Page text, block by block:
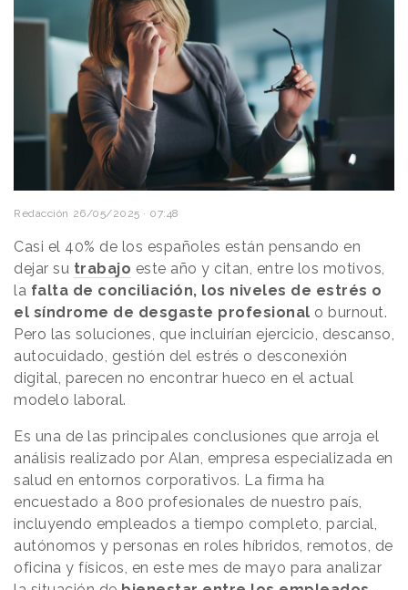
Redacción 26/05/2025 · 07:48
Casi el 40% de los españoles están pensando en
dejar su trabajo este año y citan, entre los motivos,
la falta de conciliación, los niveles de estrés o
el síndrome de desgaste profesional o burnout.
Pero las soluciones, que incluirían ejercicio, descanso,
autocuidado, gestión del estrés o desconexión
digital, parecen no encontrar hueco en el actual
modelo laboral.
Es una de las principales conclusiones que arroja el
análisis realizado por Alan, empresa especializada en
salud en entornos corporativos. La firma ha
encuestado a 800 profesionales de nuestro país,
incluyendo empleados a tiempo completo, parcial,
autónomos y personas en roles híbridos, remotos, de
oficina y físicos, en este mes de mayo para analizar